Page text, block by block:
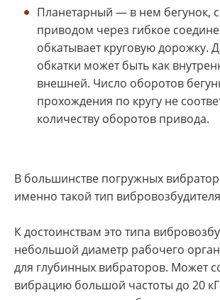
Планетарный — в нем бегунок,
приводом через гибкое
обкатывает круговую дорожку.
обкатки может быть как
внешней. Число оборотов
прохождения по кругу не
количеству оборотов привода.
В большинстве погружных
именно такой тип вибровозбудителя
К достоинствам это типа
небольшой диаметр рабочего
для глубинных вибраторов. Может
вибрацию большой частоты до 20